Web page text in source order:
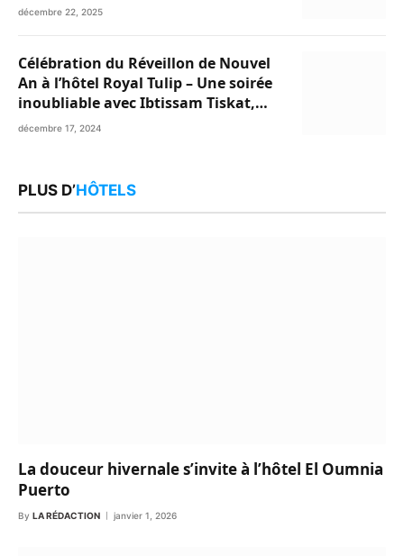
décembre 22, 2025
Célébration du Réveillon de Nouvel
An à l’hôtel Royal Tulip – Une soirée
inoubliable avec Ibtissam Tiskat,
Oussama Abdedaim et Abdelwahed
décembre 17, 2024
PLUS D’HÔTELS
La douceur hivernale s’invite à l’hôtel El Oumnia
Puerto
By LA RÉDACTION janvier 1, 2026